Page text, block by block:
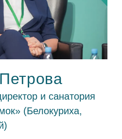
и санатория
(Белокуриха,